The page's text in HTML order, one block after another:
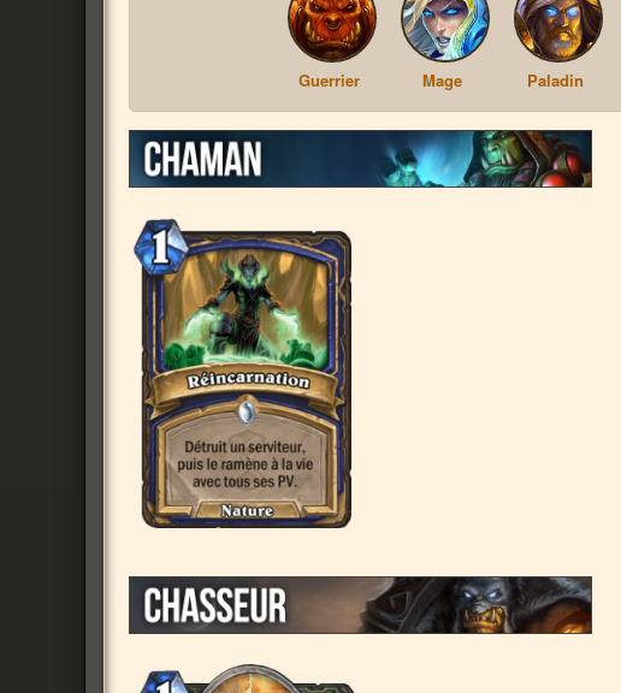
Guerrier Mage Paladin